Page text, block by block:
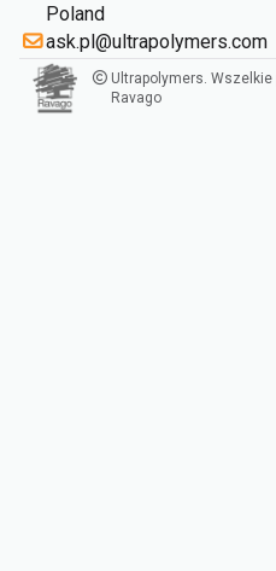
Poland
ask.pl@ultrapolymers.com
Ultrapolymers.
Ravago